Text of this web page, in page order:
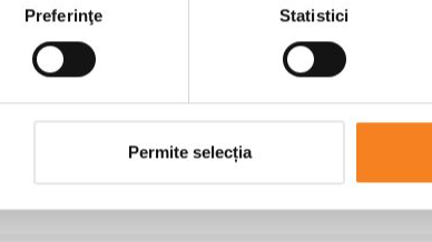
Preferinţe Statistici
Permite selecția